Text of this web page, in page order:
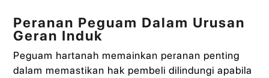
Peranan Peguam Dalam Urusan
Geran Induk
Peguam hartanah memainkan peranan penting
dalam memastikan hak pembeli dilindungi apabila